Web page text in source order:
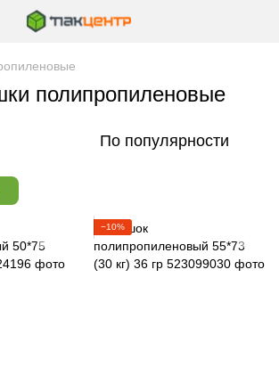
полипропиленовые
По популярности
−10%